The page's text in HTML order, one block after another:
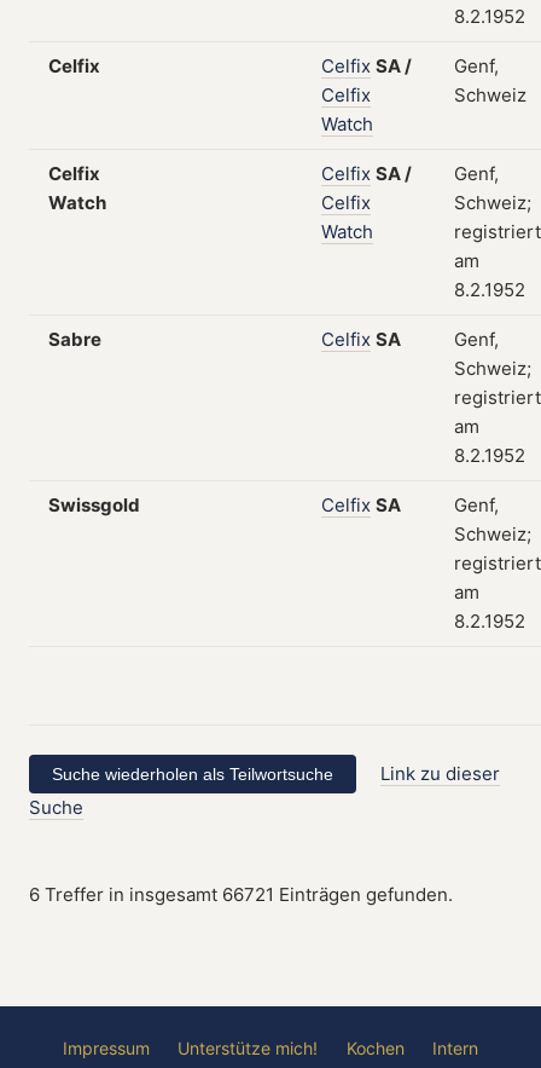
8.2.1952
Celfix Celfix SA/
Celfix
Watch
Genf,
Schweiz
Celfix
Watch
Celfix SA/
Celfix
Watch
Genf,
Schweiz;
registriert
am
8.2.1952
Sabre Celfix SA
Genf,
Schweiz;
registriert
am
8.2.1952
Swissgold Celfix SA
Genf,
Schweiz;
registriert
am
8.2.1952
Link zu dieser
Suche
6 Treffer in insgesamt 66721 Einträgen gefunden.
Impressum Unterstütze mich! Kochen Intern